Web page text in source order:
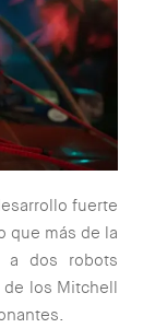
fuerte
que más de la
a dos robots
los Mitchell